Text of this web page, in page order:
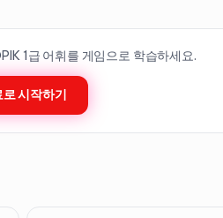
1급 어휘를 게임으로 학습하세요.
로 시작하기